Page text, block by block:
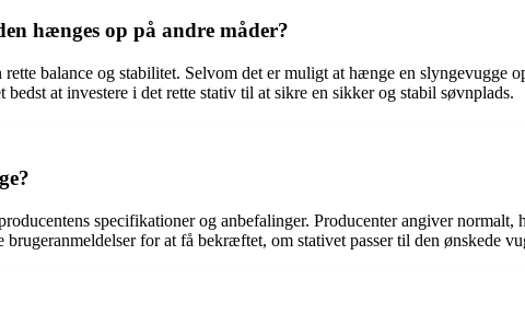
hænges op på andre måder?
balance og stabilitet. Selvom det er muligt at hænge en slyngevugge
at investere i det rette stativ til at sikre en sikker og stabil søvnplads.
specifikationer og anbefalinger. Producenter angiver
for at få bekræftet, om stativet passer til den ønskede